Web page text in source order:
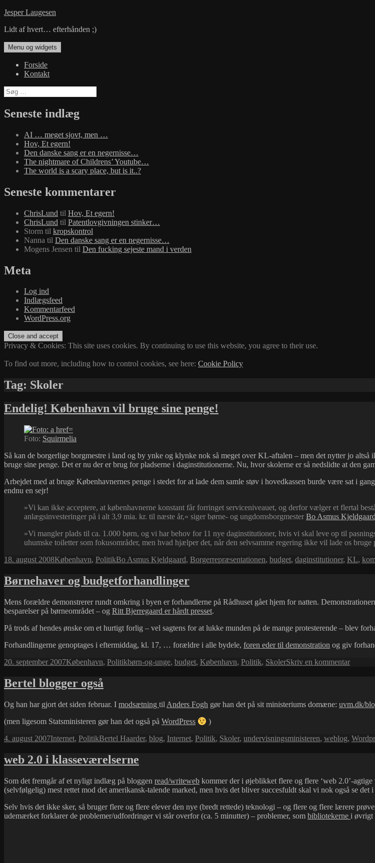
Hop
indhold
Jesper Laugesen
Lidt af hvert… efterhånden ;)
Menu og widgets
Forside
Kontakt
Søg
efter:
Seneste indlæg
AI … meget sjovt, men …
Hov, Et egern!
Den danske sang er en negernisse…
The nightmare of Childrens’ Youtube…
The world is a scary place, but is it..?
Seneste kommentarer
ChrisLund til Hov, Et egern!
ChrisLund til Patentlovgivningen stinker…
Storm til kropskontrol
Nanna til Den danske sang er en negernisse…
Mogens Jensen til Den fucking sejeste mand i verden
Meta
Log ind
Indlægsfeed
Kommentarfeed
WordPress.org
Privacy & Cookies: This site uses cookies. By continuing to use this website, you agree to their use.
To find out more, including how to control cookies, see here: Cookie Policy
Tag: Skoler
Endelig! København vil bruge sine penge!
Foto: Squirmelia
Så kan de borgerlige borgmestre i land og by ynke og klynke nok så meget over KL-aftalen – men det nytter jo
bruge sine penge. Det er nu der er brug for pladserne i daginstitutionerne. Nu, hvor skolerne er så nedslidte at den
Arbejdet med at bruge Københavnernes penge i stedet for at lade dem samle støv i hovedkassen burde være sat i
endnu en sejr!
»Vi kan ikke acceptere, at københavnerne konstant får forringet serviceniveauet, og derfor vælger et flertal
anlægsinvesteringer på i alt 3,9 mia. kr. til næste år,« siger børne- og ungdomsborgmester Bo Asmus Kjeldgaard
»Vi mangler plads til ca. 1.000 børn, og vi har behov for 11 nye daginstitutioner, hvis vi skal leve op til
uhumske toiletter som fokusområder, men hvad hjælper det, når den selvsamme regering ikke vil lade os
Udgivet
18. august 2008Kategorier
København, PolitikTags
Bo Asmus Kjeldgaard, Borgerrepræsentationen, budget, daginstitutioner, KL,
Børnehaver og budgetforhandlinger
Mens forældre demonstrerer rundt omkring i byen er forhandlerne på Rådhuset gået hjem for natten.
besparelser på børneområdet – og Ritt Bjerregaard er hårdt presset.
På trods af hendes ønske om et hurtigt forlig – vel sagtens for at lukke munden på de mange protesterende – blev
Forhandlingerne genoptages i eftermiddag, kl. 17, … forældre i alle bydele, foren eder til demonstration og giv
Udgivet
20. september 2007Kategorier
København, PolitikTags
børn-og-unge, budget, København, Politik, SkolerSkriv en kommentartil
Bertel blogger også
Og han har gjort det siden februar. I modsætning til Anders Fogh gør han det på sit ministeriums domæne: uvm.dk/
(men ligesom Statsministeren gør han det også på WordPress
)
Udgivet
4. august 2007Kategorier
Internet, PolitikTags
Bertel Haarder, blog, Internet, Politik, Skoler, undervisningsministeren, weblog,
web 2.0 i klasseværelserne
Som det fremgår af et nyligt indlæg på bloggen read/writeweb kommer der i øjeblikket flere og flere ‘web 2.0’-
(selvfølgelig) mest rettet mod det amerikansk-talende marked, men hvis det bliver succesfuldt skal vi nok også se det i
Selv hvis det ikke sker, så bruger flere og flere elever den nye (bredt rettede) teknologi – og flere og flere lærere
udemærket forklarer de problemer/udfordringer vi står overfor (ca. 5 minutter) – problemer, som bibliotekerne i øvrigt